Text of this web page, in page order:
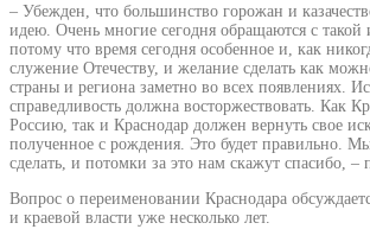
– Убежден, что большинство горожан и
идею. Очень многие сегодня обращаются с такой
потому что время сегодня особенное и, как
служение Отечеству, и желание сделать как
страны и региона заметно во всех появлениях.
справедливость должна восторжествовать. Как
Россию, так и Краснодар должен вернуть свое
полученное с рождения. Это будет правильно.
сделать, и потомки за это нам скажут спасибо, –
Вопрос о переименовании Краснодара
и краевой власти уже несколько лет.